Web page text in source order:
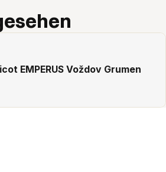
EMPERUS Voždov Grumen